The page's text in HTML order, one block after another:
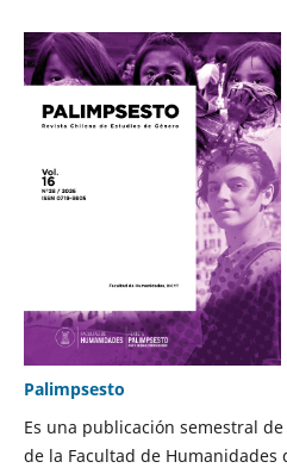
Palimpsesto
Es una publicación semestral
de la Facultad de Humanidades